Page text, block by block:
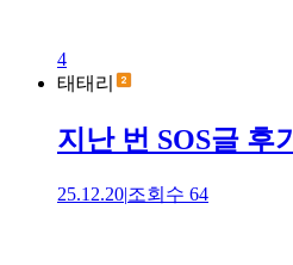
4
태태리
지난 번 SOS글 후기
25.12.20|조회수 64